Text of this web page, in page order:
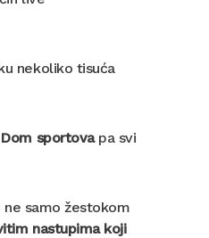
nekoliko tisuća
Dom sportovapa svi
ne samo žestokom
nastupima koji